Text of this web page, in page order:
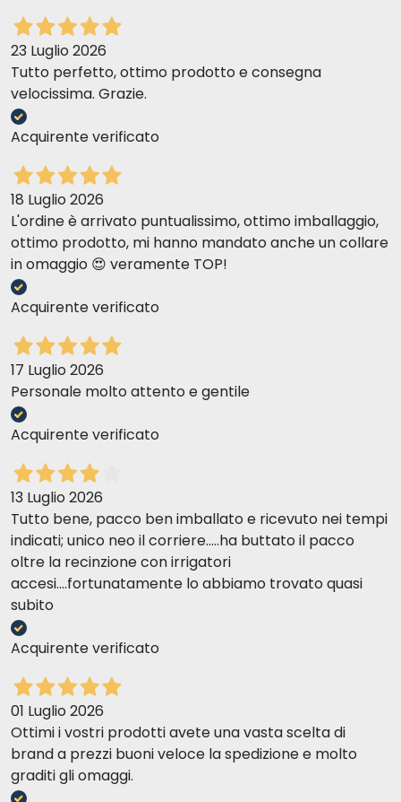
23 Luglio 2026
Tutto perfetto, ottimo prodotto e consegna
velocissima. Grazie.
Acquirente verificato
18 Luglio 2026
L'ordine è arrivato puntualissimo, ottimo imballaggio,
ottimo prodotto, mi hanno mandato anche un collare
in omaggio 😍 veramente TOP!
Acquirente verificato
17 Luglio 2026
Personale molto attento e gentile
Acquirente verificato
13 Luglio 2026
Tutto bene, pacco ben imballato e ricevuto nei tempi
indicati; unico neo il corriere.....ha buttato il pacco
oltre la recinzione con irrigatori
accesi....fortunatamente lo abbiamo trovato quasi
subito
Acquirente verificato
01 Luglio 2026
Ottimi i vostri prodotti avete una vasta scelta di
brand a prezzi buoni veloce la spedizione e molto
graditi gli omaggi.